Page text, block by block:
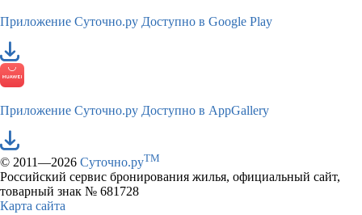
Приложение Суточно.ру Доступно в Google Play
Приложение Суточно.ру Доступно в AppGallery
© 2011—2026 Суточно.руTM
Российский сервис бронирования жилья, официальный сайт,
товарный знак № 681728
Карта сайта